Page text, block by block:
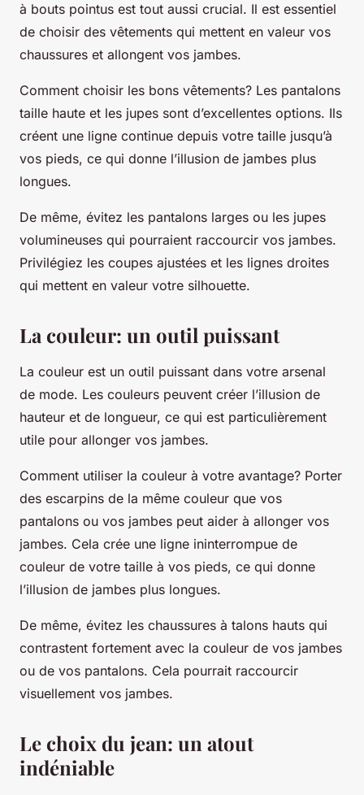
à bouts pointus est tout aussi crucial. Il est essentiel
de choisir des vêtements qui mettent en valeur vos
chaussures et allongent vos jambes.
Comment choisir les bons vêtements? Les pantalons
taille haute et les jupes sont d’excellentes options. Ils
créent une ligne continue depuis votre taille jusqu’à
vos pieds, ce qui donne l’illusion de jambes plus
longues.
De même, évitez les pantalons larges ou les jupes
volumineuses qui pourraient raccourcir vos jambes.
Privilégiez les coupes ajustées et les lignes droites
qui mettent en valeur votre silhouette.
La couleur: un outil puissant
La couleur est un outil puissant dans votre arsenal
de mode. Les couleurs peuvent créer l’illusion de
hauteur et de longueur, ce qui est particulièrement
utile pour allonger vos jambes.
Comment utiliser la couleur à votre avantage? Porter
des escarpins de la même couleur que vos
pantalons ou vos jambes peut aider à allonger vos
jambes. Cela crée une ligne ininterrompue de
couleur de votre taille à vos pieds, ce qui donne
l’illusion de jambes plus longues.
De même, évitez les chaussures à talons hauts qui
contrastent fortement avec la couleur de vos jambes
ou de vos pantalons. Cela pourrait raccourcir
visuellement vos jambes.
Le choix du jean: un atout
indéniable